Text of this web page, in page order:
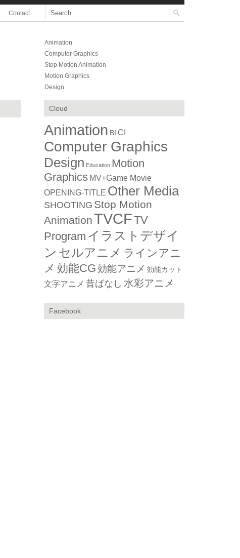
Contact
Animation
Computer Graphics
Stop Motion Animation
Motion Graphics
Design
Cloud
Animation BI CI
Computer Graphics
Design Education Motion
Graphics MV+Game Movie
OPENING-TITLE Other Media
SHOOTING Stop Motion
AnimationTVCFTV
Program イラストデザイ
ン セルアニメ ラインアニ
メ 効能CG効能アニメ 効能カット
文字アニメ 昔ばなし 水彩アニメ
Facebook